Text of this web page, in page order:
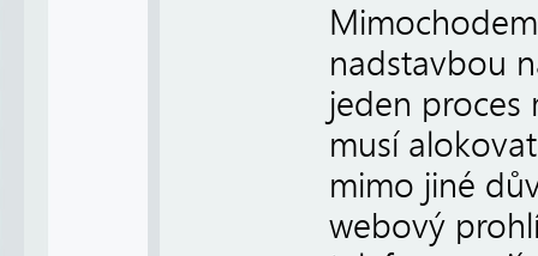
nadstavbou
jeden proces
musí
mimo jiné
webový